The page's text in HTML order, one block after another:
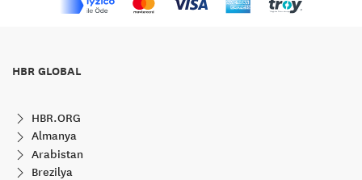
HBR GLOBAL
HBR.ORG
Almanya
Arabistan
Brezilya